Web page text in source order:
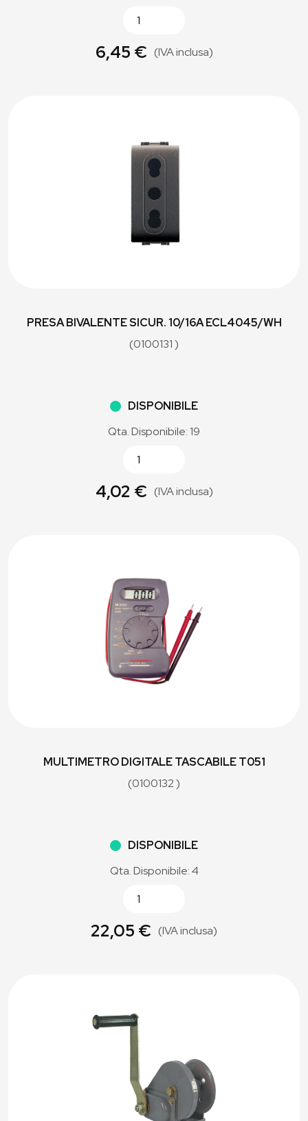
6,45 € (IVA inclusa)
PRESA BIVALENTE SICUR. 10/16A ECL4045/WH
(0100131 )
DISPONIBILE
Qta. Disponibile: 19
4,02 € (IVA inclusa)
MULTIMETRO DIGITALE TASCABILE T051
(0100132 )
DISPONIBILE
Qta. Disponibile: 4
22,05 € (IVA inclusa)